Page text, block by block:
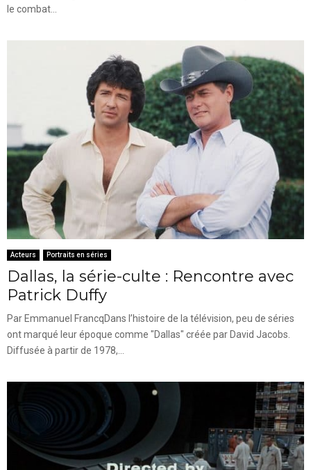
le combat...
Acteurs Portraits en séries
Dallas, la série-culte : Rencontre avec
Patrick Duffy
Par Emmanuel FrancqDans l’histoire de la télévision, peu de séries
ont marqué leur époque comme "Dallas" créée par David Jacobs.
Diffusée à partir de 1978,...